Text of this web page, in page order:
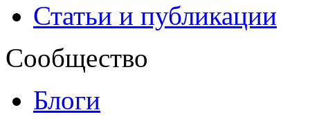
Статьи и публикации
Сообщество
Блоги